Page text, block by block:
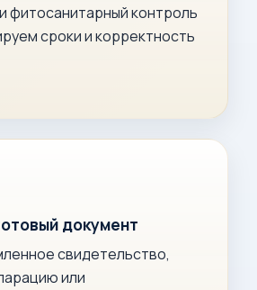
фитосанитарный контроль
сроки и корректность
документ
свидетельство,
или